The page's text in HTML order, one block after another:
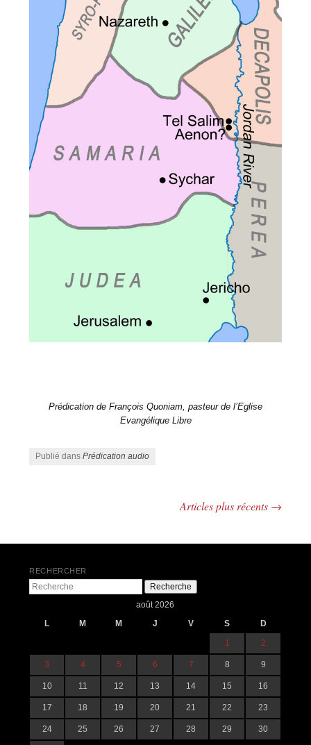
Prédication de François Quoniam, pasteur de l’Eglise
Evangélique Libre
Publié dansPrédication audio
Articles plus récents →
RECHERCHER
Recherche
août 2026
L
M M J V S
D
1
2
3 4 5 6 7 8 9
10 11 12 13 14 15 16
17 18 19 20 21 22 23
24 25 26 27 28 29 30